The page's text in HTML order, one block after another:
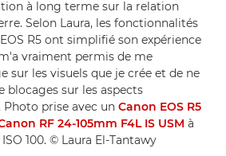
à long terme sur la relation
Selon Laura, les fonctionnalités
R5 ont simplifié son expérience
vraiment permis de me
sur les visuels que je crée et de ne
blocages sur les aspects
Photo prise avec un Canon EOS R5
RF 24-105mm F4L IS USM à
100. © Laura El-Tantawy